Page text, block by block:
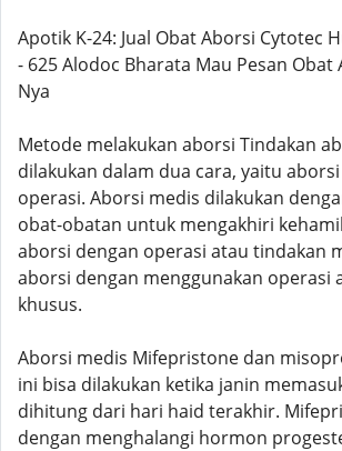
Apotik K-24: Jual Obat Aborsi Cytotec
- 625 Alodoc Bharata Mau Pesan Obat
Nya
Metode melakukan aborsi Tindakan
dilakukan dalam dua cara, yaitu
operasi. Aborsi medis dilakukan
obat-obatan untuk mengakhiri
aborsi dengan operasi atau tindakan
aborsi dengan menggunakan operasi
khusus.
Aborsi medis Mifepristone dan
ini bisa dilakukan ketika janin
dihitung dari hari haid terakhir.
dengan menghalangi hormon